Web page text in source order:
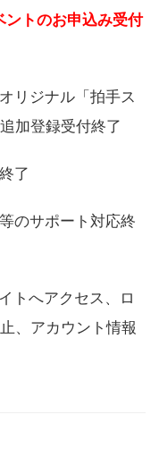
トのお申込み受付
リジナル「拍手ス
加登録受付終了
了
のサポート対応終
トへアクセス、ロ
、アカウント情報